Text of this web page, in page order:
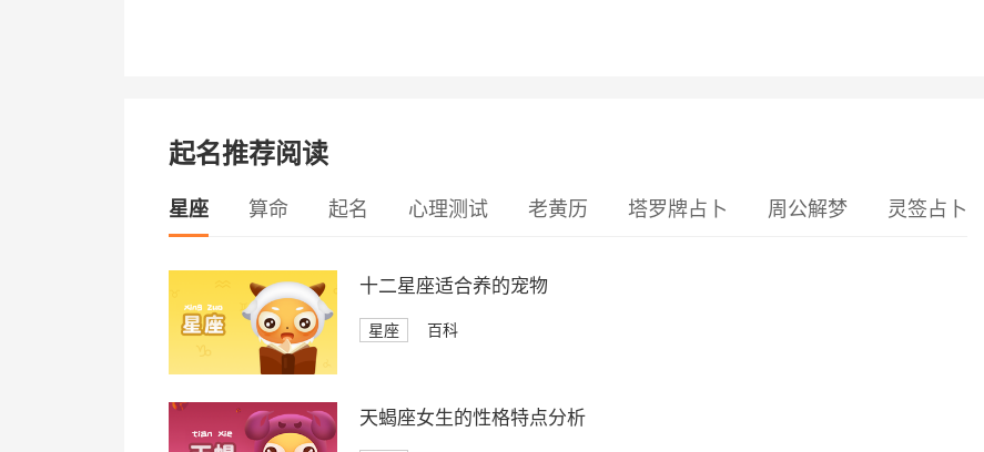
起名推荐阅读
星座 算命 起名 心理测试 老黄历 塔罗牌占卜 周公解梦 灵签占卜
十二星座适合养的宠物
星座 百科
天蝎座女生的性格特点分析